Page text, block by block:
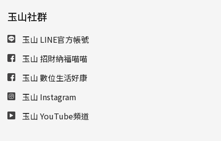
玉山社群
玉山 LINE官方帳號
玉山 招財納福喵喵
玉山 數位生活好康
玉山 Instagram
玉山 YouTube頻道